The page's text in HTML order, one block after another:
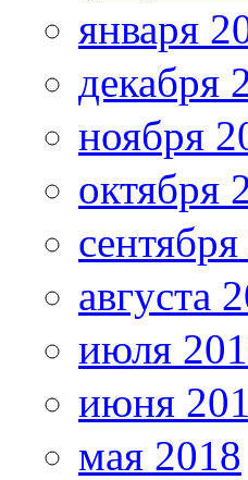
января
декабря
ноября
октября
августа
июля
июня
мая 2018